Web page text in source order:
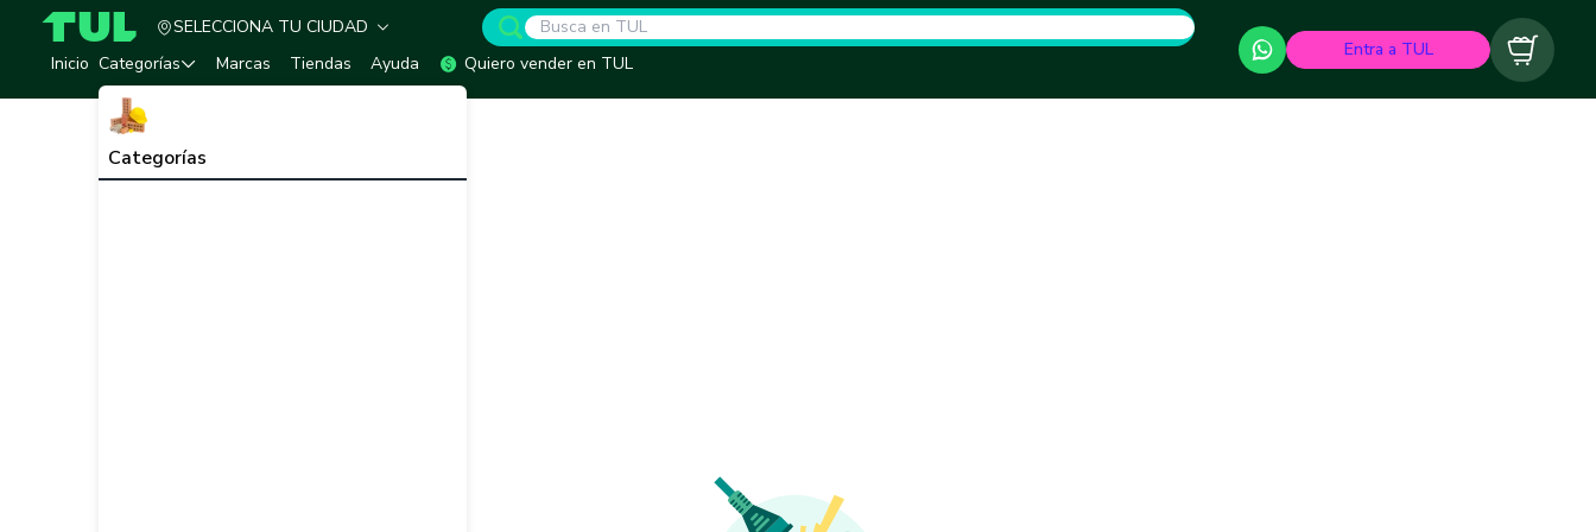
TUL - Tu Marketplace de Construcción
SELECCIONA TU CIUDAD
Inicio Categorías
Categorías
Marcas Tiendas Ayuda Quiero vender en TUL
Entra a TUL Carrito